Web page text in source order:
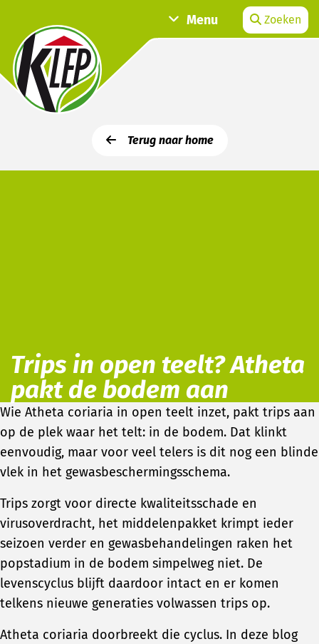
Menu Zoeken
Terug naar home
Trips in open teelt? Atheta
pakt de bodem aan
Wie Atheta coriaria in open teelt inzet, pakt trips aan
op de plek waar het telt: in de bodem. Dat klinkt
eenvoudig, maar voor veel telers is dit nog een blinde
vlek in het gewasbeschermingsschema.
Trips zorgt voor directe kwaliteitsschade en
virusoverdracht, het middelenpakket krimpt ieder
seizoen verder en gewasbehandelingen raken het
popstadium in de bodem simpelweg niet. De
levenscyclus blijft daardoor intact en er komen
telkens nieuwe generaties volwassen trips op.
Atheta coriaria doorbreekt die cyclus. In deze blog